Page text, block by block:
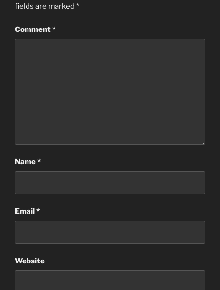
fields are marked *
Comment*
Name*
Email*
Website